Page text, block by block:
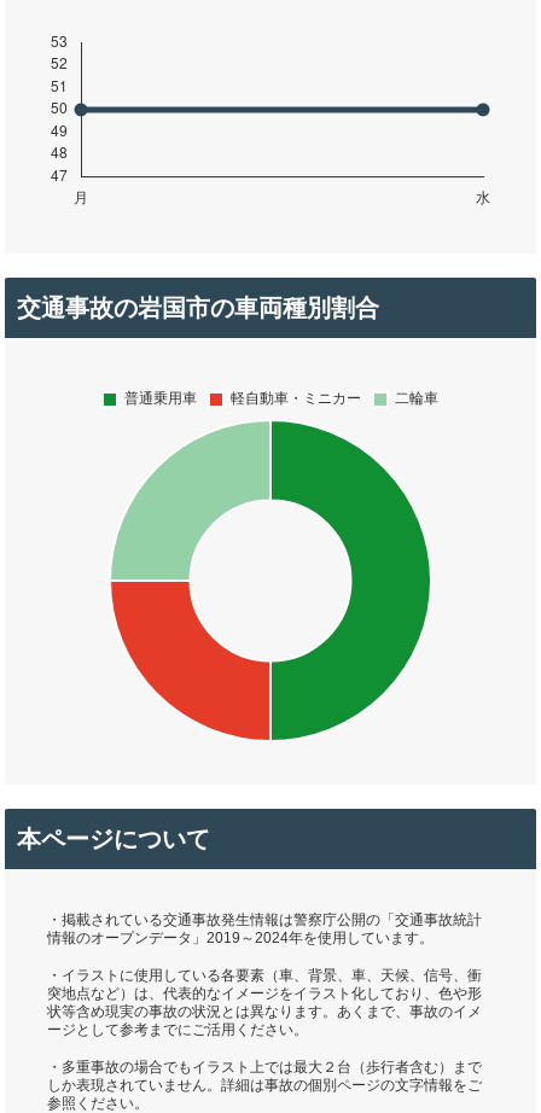
交通事故の岩国市の車両種別割合
本ページについて
・掲載されている交通事故発生情報は警察庁公開の「交通事故統計
情報のオープンデータ」2019～2024年を使用しています。
・イラストに使用している各要素（車、背景、車、天候、信号、衝
突地点など）は、代表的なイメージをイラスト化しており、色や形
状等含め現実の事故の状況とは異なります。あくまで、事故のイメ
ージとして参考までにご活用ください。
・多重事故の場合でもイラスト上では最大２台（歩行者含む）まで
しか表現されていません。詳細は事故の個別ページの文字情報をご
参照ください。